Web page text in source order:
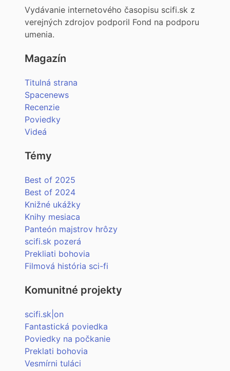
Vydávanie internetového časopisu scifi.sk z
verejných zdrojov podporil Fond na podporu
umenia.
Magazín
Titulná strana
Spacenews
Recenzie
Poviedky
Videá
Témy
Best of 2025
Best of 2024
Knižné ukážky
Knihy mesiaca
Panteón majstrov hrôzy
scifi.sk pozerá
Prekliati bohovia
Filmová história sci-fi
Komunitné projekty
scifi.sk|on
Fantastická poviedka
Poviedky na počkanie
Preklati bohovia
Vesmírni tuláci